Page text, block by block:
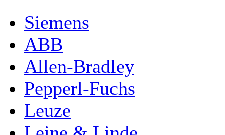
Siemens
ABB
Allen-Bradley
Pepperl-Fuchs
Leuze